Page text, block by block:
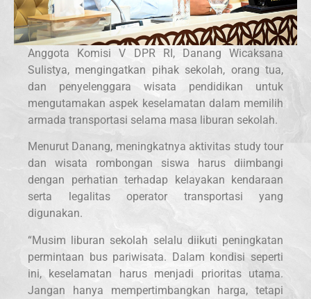
Anggota Komisi V DPR RI, Danang Wicaksana
Sulistya, mengingatkan pihak sekolah, orang tua,
dan penyelenggara wisata pendidikan untuk
mengutamakan aspek keselamatan dalam memilih
armada transportasi selama masa liburan sekolah.
Menurut Danang, meningkatnya aktivitas study tour
dan wisata rombongan siswa harus diimbangi
dengan perhatian terhadap kelayakan kendaraan
serta legalitas operator transportasi yang
digunakan.
“Musim liburan sekolah selalu diikuti peningkatan
permintaan bus pariwisata. Dalam kondisi seperti
ini, keselamatan harus menjadi prioritas utama.
Jangan hanya mempertimbangkan harga, tetapi